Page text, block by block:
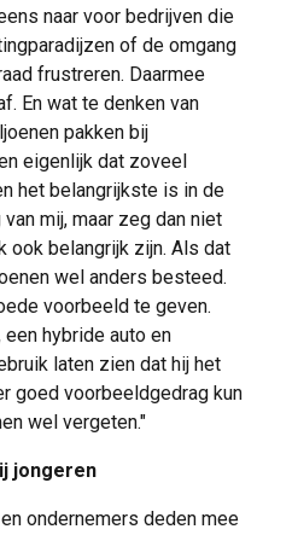
naar voor bedrijven die
of de omgang
frustreren. Daarmee
En wat te denken van
pakken bij
eigenlijk dat zoveel
het belangrijkste is in de
mij, maar zeg dan niet
ook belangrijk zijn. Als dat
wel anders besteed.
voorbeeld te geven.
hybride auto en
laten zien dat hij het
goed voorbeeldgedrag kun
wel vergeten."
jongeren
ondernemers deden mee